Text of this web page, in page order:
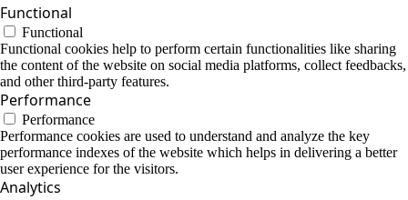
Functional
Functional
Functional cookies help to perform certain functionalities like sharing
the content of the website on social media platforms, collect feedbacks,
and other third-party features.
Performance
Performance
Performance cookies are used to understand and analyze the key
performance indexes of the website which helps in delivering a better
user experience for the visitors.
Analytics